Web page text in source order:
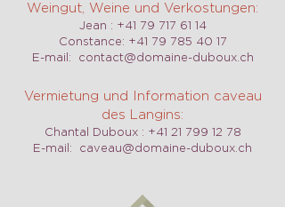
Weingut, Weine und Verkostungen:
Jean : +41 79 717 61 14
Constance: +41 79 785 40 17
E-mail:
contact@domaine-duboux.ch
Vermietung und Information caveau
des Langins:
Chantal Duboux : +41 21 799 12 78
E-mail: caveau@domaine-duboux.ch